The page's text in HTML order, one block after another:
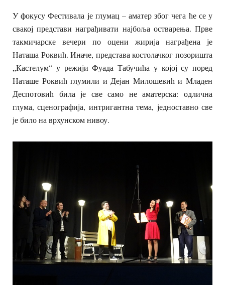
У фокусу Фестивала је глумац – аматер због чега ће се у
свакој представи награђивати најбоља остварења. Прве
такмичарске вечери по оцени жирија награђена је
Наташа Роквић. Иначе, представа костолачког позоришта
„Кастелум“ у режији Фуада Табучића у којој су поред
Наташе Роквић глумили и Дејан Милошевић и Младен
Деспотовић била је све само не аматерска: одлична
глума, сценографија, интригантна тема, једноставно све
је било на врхунском нивоу.